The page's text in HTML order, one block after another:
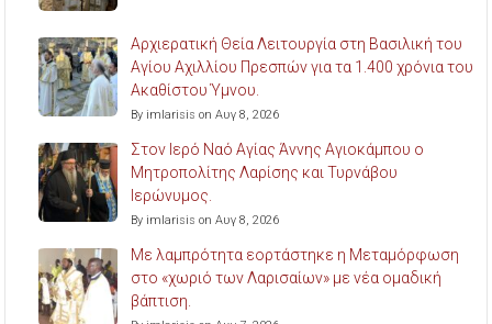
Αρχιερατική Θεία Λειτουργία στη Βασιλική του
Αγίου Αχιλλίου Πρεσπών για τα 1.400 χρόνια του
Ακαθίστου Ύμνου.
By imlarisis on Αυγ 8, 2026
Στον Ιερό Ναό Αγίας Άννης Αγιοκάμπου ο
Μητροπολίτης Λαρίσης και Τυρνάβου
Ιερώνυμος.
By imlarisis on Αυγ 8, 2026
Με λαμπρότητα εορτάστηκε η Μεταμόρφωση
στο «χωριό των Λαρισαίων» με νέα ομαδική
βάπτιση.